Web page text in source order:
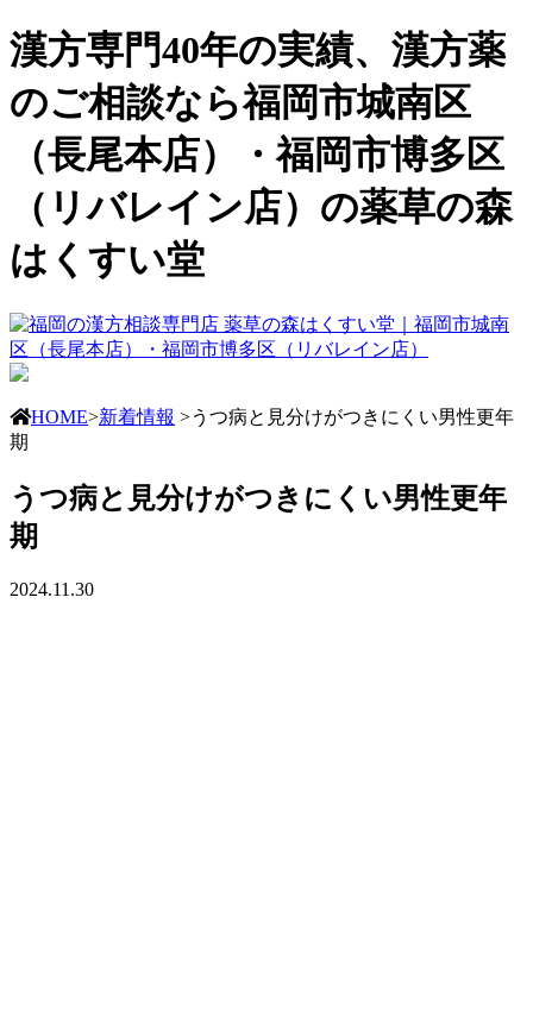
漢方専門40年の実績、漢方薬
のご相談なら福岡市城南区
（長尾本店）・福岡市博多区
（リバレイン店）の薬草の森
はくすい堂
HOME>新着情報 >うつ病と見分けがつきにくい男性更年
期
うつ病と見分けがつきにくい男性更年
期
2024.11.30